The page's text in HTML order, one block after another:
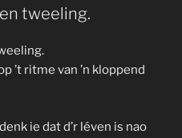
tweeling.
’t ritme van ’n kloppend
ie dat d’r léven is nao